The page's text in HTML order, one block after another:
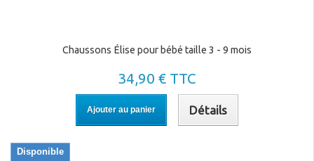
Chaussons Élise pour bébé taille 3 - 9 mois
34,90 € TTC
Ajouter au panier Détails
Disponible